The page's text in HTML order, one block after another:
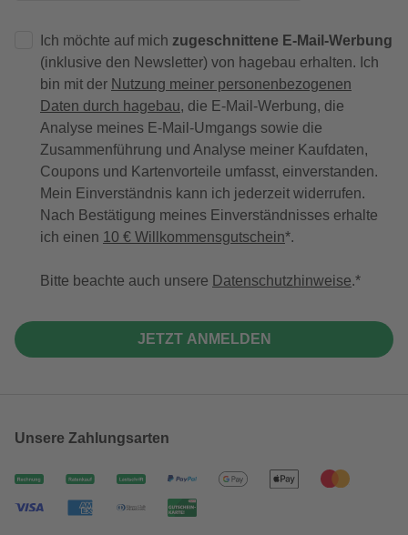
Ich möchte auf mich zugeschnittene E-Mail-Werbung
(inklusive den Newsletter) von hagebau erhalten. Ich
bin mit der Nutzung meiner personenbezogenen
Daten durch hagebau, die E-Mail-Werbung, die
Analyse meines E-Mail-Umgangs sowie die
Zusammenführung und Analyse meiner Kaufdaten,
Coupons und Kartenvorteile umfasst, einverstanden.
Mein Einverständnis kann ich jederzeit widerrufen.
Nach Bestätigung meines Einverständnisses erhalte
ich einen 10 € Willkommensgutschein*.
Bitte beachte auch unsere Datenschutzhinweise.
JETZT ANMELDEN
Unsere Zahlungsarten